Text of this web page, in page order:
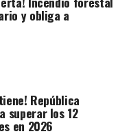
y obliga a
República
superar los 12
en 2026